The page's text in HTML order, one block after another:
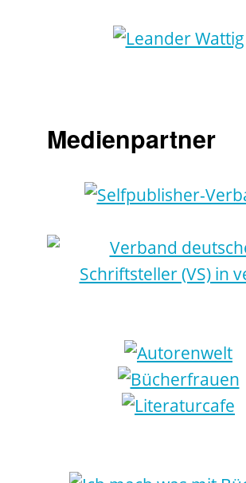
Medienpartner